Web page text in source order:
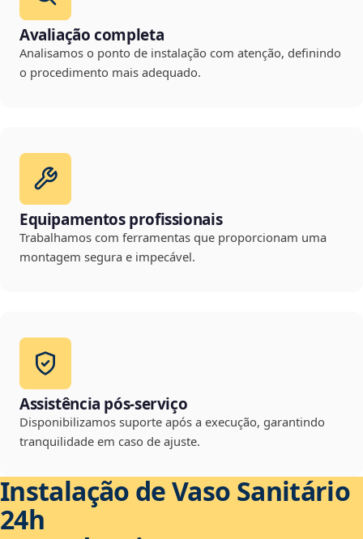
Avaliação completa
Analisamos o ponto de instalação com atenção, definindo
o procedimento mais adequado.
Equipamentos profissionais
Trabalhamos com ferramentas que proporcionam uma
montagem segura e impecável.
Assistência pós-serviço
Disponibilizamos suporte após a execução, garantindo
tranquilidade em caso de ajuste.
Instalação de Vaso Sanitário
24h